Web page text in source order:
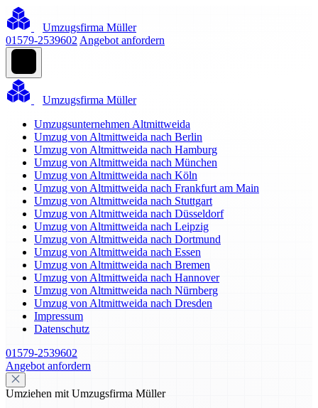
Umzugsfirma Müller
01579-2539602 Angebot anfordern
Umzugsfirma Müller
Umzugsunternehmen Altmittweida
Umzug von Altmittweida nach Berlin
Umzug von Altmittweida nach Hamburg
Umzug von Altmittweida nach München
Umzug von Altmittweida nach Köln
Umzug von Altmittweida nach Frankfurt am Main
Umzug von Altmittweida nach Stuttgart
Umzug von Altmittweida nach Düsseldorf
Umzug von Altmittweida nach Leipzig
Umzug von Altmittweida nach Dortmund
Umzug von Altmittweida nach Essen
Umzug von Altmittweida nach Bremen
Umzug von Altmittweida nach Hannover
Umzug von Altmittweida nach Nürnberg
Umzug von Altmittweida nach Dresden
Impressum
Datenschutz
01579-2539602
Angebot anfordern
Umziehen mit Umzugsfirma Müller